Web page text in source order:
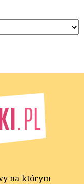
na którym